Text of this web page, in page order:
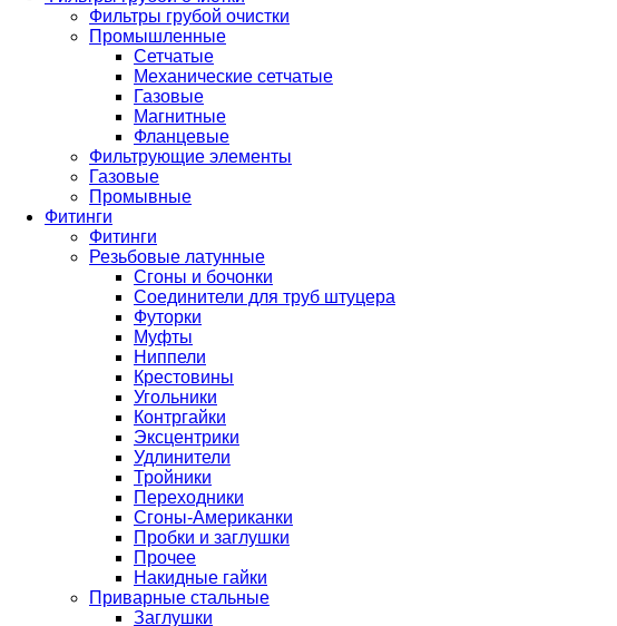
Фильтры грубой очистки
Промышленные
Сетчатые
Механические сетчатые
Газовые
Магнитные
Фланцевые
Фильтрующие элементы
Газовые
Промывные
Фитинги
Фитинги
Резьбовые латунные
Сгоны и бочонки
Соединители для труб штуцера
Футорки
Муфты
Ниппели
Крестовины
Угольники
Контргайки
Эксцентрики
Удлинители
Тройники
Переходники
Сгоны-Американки
Пробки и заглушки
Прочее
Накидные гайки
Приварные стальные
Заглушки